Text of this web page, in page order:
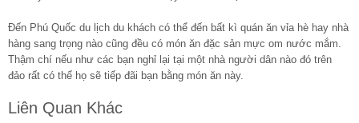
Đến Phú Quốc du lịch du khách có thể đến bất kì quán ăn vỉa hè hay nhà
hàng sang trọng nào cũng đều có món ăn đặc sản mực om nước mắm.
Thậm chí nếu như các bạn nghỉ lại tại một nhà người dân nào đó trên
đảo rất có thể họ sẽ tiếp đãi bạn bằng món ăn này.
Liên Quan Khác